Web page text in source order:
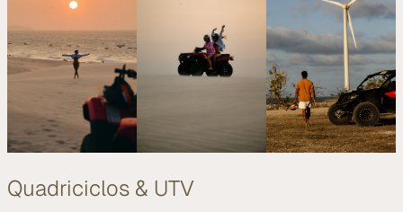
Quadriciclos & UTV